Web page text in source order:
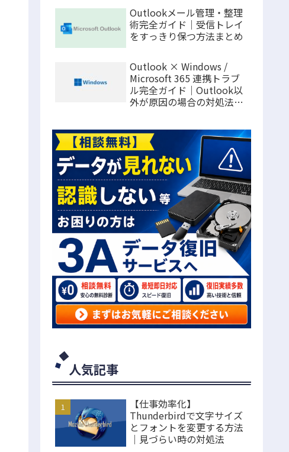
Outlookメール管理・整理
術完全ガイド｜受信トレイ
をすっきり保つ方法まとめ
Outlook × Windows /
Microsoft 365 連携トラブ
ル完全ガイド｜Outlook以
外が原因の場合の対処法ま
人気記事
【仕事効率化】
Thunderbirdで文字サイズ
とフォントを変更する方法
｜見づらい時の対処法